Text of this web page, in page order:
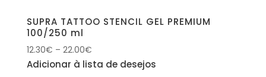
SUPRA TATTOO STENCIL GEL PREMIUM
100/250 ml
12.30€ – 22.00€
Adicionar à lista de desejos